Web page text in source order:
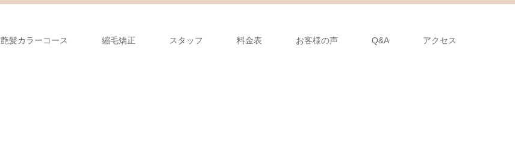
艶髪カラーコース 縮毛矯正 スタッフ 料金表 お客様の声 Q&A アクセス